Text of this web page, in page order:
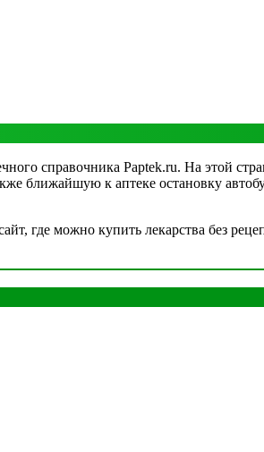
справочника Paptek.ru. На этой
ближайшую к аптеке остановку
где можно купить лекарства без